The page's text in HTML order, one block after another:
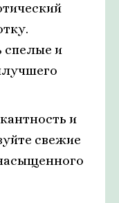
спелые и
и
свежие